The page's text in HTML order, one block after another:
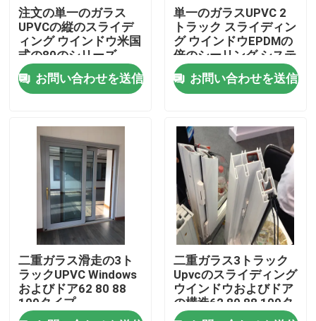
品質管理
私達に連絡しなさい
引用を要求しなさい
UPVCのドアのプロフィール
UPVCの窓のプロフィール
UPVCの放出のプロフィール
upvcの開き窓の窓
注文の単一のガラス
UPVCの縦のスライデ
ィング ウインドウ米国
式の80のシリーズ
お問い合わせを送信
単一のガラスUPVC 2
トラック スライディン
グ ウインドウEPDMの
倍のシーリング システ
ムISO9001
お問い合わせを送信
二重ガラス滑走の3ト
ラックUPVC Windows
およびドア62 80 88
109タイプ
二重ガラス3トラック
Upvcのスライディング
ウインドウおよびドア
の構造62 80 88 109タ
イプ